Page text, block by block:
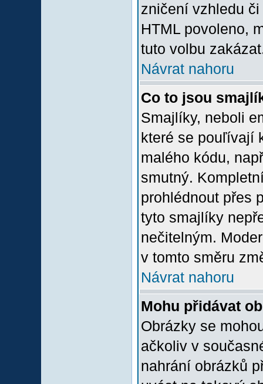
zničení vzhledu
HTML povoleno,
tuto volbu
Návrat nahoru
Co to jsou
Smajlíky, neboli
které se pouľívají
malého kódu,
smutný.
prohlédnout přes
tyto smajlíky
nečitelným.
v tomto směru
Návrat nahoru
Mohu přidávat
Obrázky se
ačkoliv v
nahrání obrázků